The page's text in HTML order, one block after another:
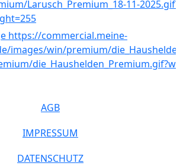
AGB
IMPRESSUM
DATENSCHUTZ